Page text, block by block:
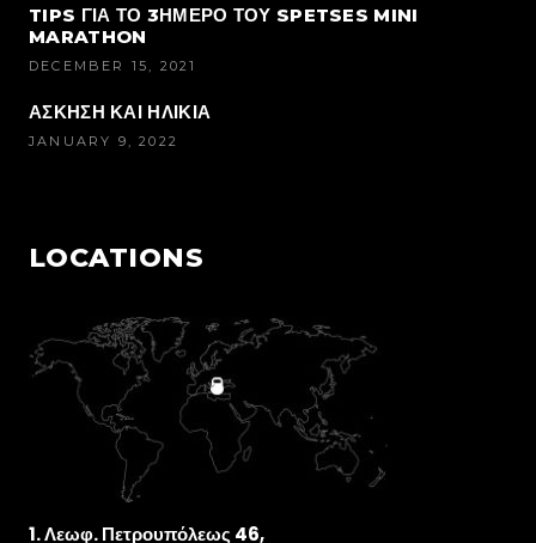
TIPS ΓΙΑ ΤΟ 3ΗΜΕΡΟ ΤΟΥ SPETSES MINI
MARATHON
DECEMBER 15, 2021
ΑΣΚΗΣΗ ΚΑΙ ΗΛΙΚΙΑ
JANUARY 9, 2022
LOCATIONS
Λεωφ. Πετρουπόλεως 46,